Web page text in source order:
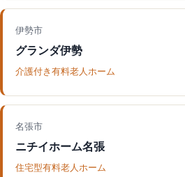
伊勢市
グランダ伊勢
介護付き有料老人ホーム
名張市
ニチイホーム名張
住宅型有料老人ホーム